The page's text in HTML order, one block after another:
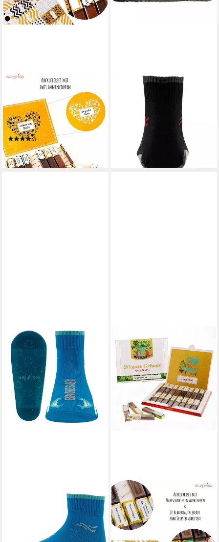
Aufkleber Set 'Danke' für
Merci Schokolade,
individuelles Geschenk, um
Danke zu sagen
(10)
8,95 €
lieferbar - in 3-4 Werktagen bei dir
BEACHIES
Aquasocken Pirat
lieferbar - in 3-4 Werktagen bei dir